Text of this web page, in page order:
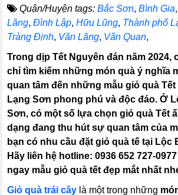
Quận/Huyện tags: Bắc Sơn,Bình Gia,
Lăng,Đình Lập,Hữu Lũng, Thành phố
Tràng Định, Văn Lãng, Văn Quan,
Trong dịp Tết Nguyên đán năm 2024,
chỉ tìm kiếm những món quà ý nghĩa
quan tâm đến những mẫu giỏ quà Tết
Lạng Sơn phong phú và độc đáo. Ở
Sơn, có một số lựa chọn giỏ quà Tết
dạng đang thu hút sự quan tâm của
bạn có nhu cầu đặt giỏ quà tế tại Lộc
Hãy liên hệ hotline: 0936 652 727-
ngay mẫu giỏ quà tết đẹp mắt nhất
Giỏ quà trái cây là một trong những